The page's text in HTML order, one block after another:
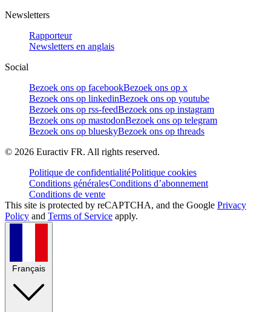
Newsletters
Rapporteur
Newsletters en anglais
Social
Bezoek ons op facebookBezoek ons op x
Bezoek ons op linkedinBezoek ons op youtube
Bezoek ons op rss-feedBezoek ons op instagram
Bezoek ons op mastodonBezoek ons op telegram
Bezoek ons op blueskyBezoek ons op threads
© 2026 Euractiv FR. All rights reserved.
Politique de confidentialitéPolitique cookies
Conditions généralesConditions d’abonnement
Conditions de vente
This site is protected by reCAPTCHA, and the Google Privacy
Policy and Terms of Service apply.
Français